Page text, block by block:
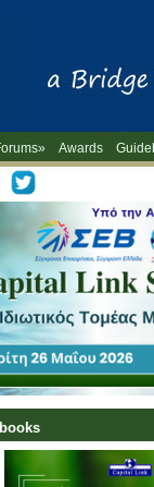
Awards